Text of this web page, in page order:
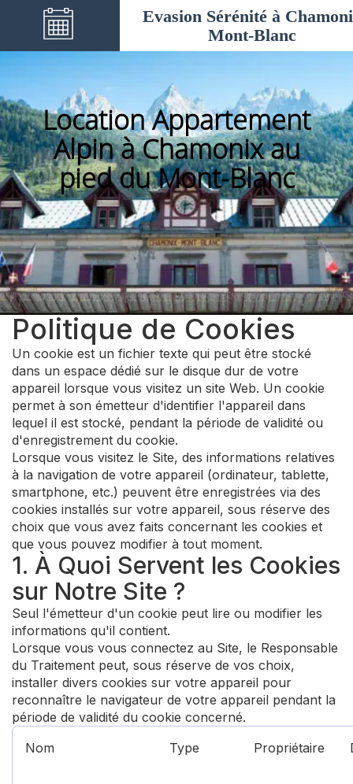
Evasion Sérénité à
Mont-Blanc
Location Appartement
Alpin à Chamonix au
pied du Mont-Blanc
Politique de Cookies
Un cookie est un fichier texte qui peut être stocké
dans un espace dédié sur le disque dur de votre
appareil lorsque vous visitez un site Web. Un cookie
permet à son émetteur d'identifier l'appareil dans
lequel il est stocké, pendant la période de validité ou
d'enregistrement du cookie.
Lorsque vous visitez le Site, des informations relatives
à la navigation de votre appareil (ordinateur, tablette,
smartphone, etc.) peuvent être enregistrées via des
cookies installés sur votre appareil, sous réserve des
choix que vous avez faits concernant les cookies et
que vous pouvez modifier à tout moment.
1. À Quoi Servent les Cookies
sur Notre Site ?
Seul l'émetteur d'un cookie peut lire ou modifier les
informations qu'il contient.
Lorsque vous vous connectez au Site, le Responsable
du Traitement peut, sous réserve de vos choix,
installer divers cookies sur votre appareil pour
reconnaître le navigateur de votre appareil pendant la
période de validité du cookie concerné.
Nom
Type Propriétaire